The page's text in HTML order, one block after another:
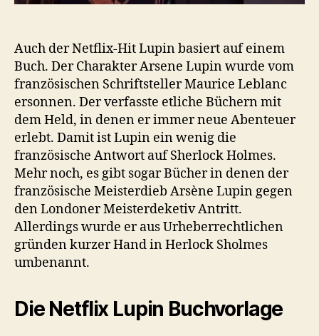
Auch der Netflix-Hit Lupin basiert auf einem
Buch. Der Charakter Arsene Lupin wurde vom
französischen Schriftsteller Maurice Leblanc
ersonnen. Der verfasste etliche Büchern mit
dem Held, in denen er immer neue Abenteuer
erlebt. Damit ist Lupin ein wenig die
französische Antwort auf Sherlock Holmes.
Mehr noch, es gibt sogar Bücher in denen der
französische Meisterdieb Arsène Lupin gegen
den Londoner Meisterdeketiv Antritt.
Allerdings wurde er aus Urheberrechtlichen
gründen kurzer Hand in Herlock Sholmes
umbenannt.
Die Netflix Lupin Buchvorlage